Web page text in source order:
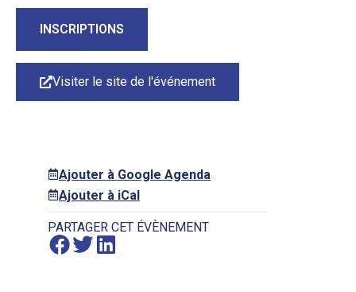
INSCRIPTIONS
Visiter le site de l'événement
Ajouter à Google Agenda
Ajouter à iCal
PARTAGER CET ÉVÈNEMENT